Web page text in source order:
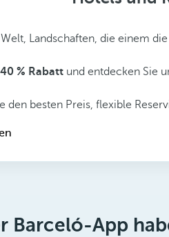
Landschaften, die einem
40 % Rabatt und entdecken Sie
den besten Preis, flexible
Barceló-App